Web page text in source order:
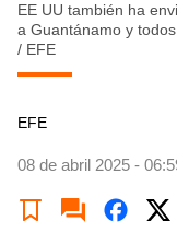
EE UU también ha
a Guantánamo y
/ EFE
EFE
08 de abril 2025 -